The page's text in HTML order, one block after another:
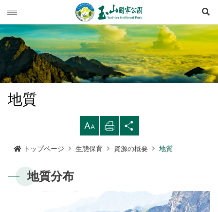
玉山ニュース
ニュース速報
イベント列車
道路情況
天気予報
旅行ガイド
旅行上の注意
レクリエーションタイプ
西北園区
東部園区
水里ビジターセンター
登山情報
登山情報概要
歩道ランクと管理
登山の安全
高山での救急
八通関越嶺道ルート
南横三山及び関山ルート
生態保育
地形
地質
歷史人文
布農族
マルチメディア専用コーナー
映像出版作品
玉山写真
行政サービス
玉山国家公園
地質
拡
大す
印
刷す ェア
トップページ 生態保育 資源の概要 地質
地質分布